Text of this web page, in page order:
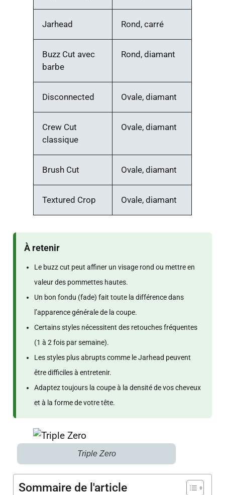
Jarhead Rond, carré
Buzz Cut avec
barbe
Rond, diamant
Disconnected Ovale, diamant
Crew Cut
classique
Ovale, diamant
Brush Cut Ovale, diamant
Textured Crop Ovale, diamant
À retenir
Le buzz cut peut affiner un visage rond ou mettre en
valeur des pommettes hautes.
Un bon fondu (fade) fait toute la différence dans
l’apparence générale de la coupe.
Certains styles nécessitent des retouches fréquentes
(1 à 2 fois par semaine).
Les styles plus abrupts comme le Jarhead peuvent
être difficiles à entretenir.
Adaptez toujours la coupe à la densité de vos cheveux
et à la forme de votre tête.
Triple Zero
Sommaire de l'article